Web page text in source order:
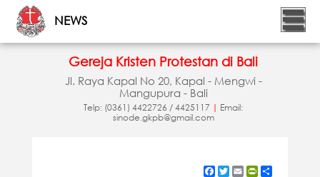
NEWS
Gereja Kristen Protestan di Bali
Jl. Raya Kapal No 20, Kapal - Mengwi -
Mangupura - Bali
Telp: (0361) 4422726 / 4425117 | Email:
sinode.gkpb@gmail.com
Facebook
Twitter
EmailPrintFriendly